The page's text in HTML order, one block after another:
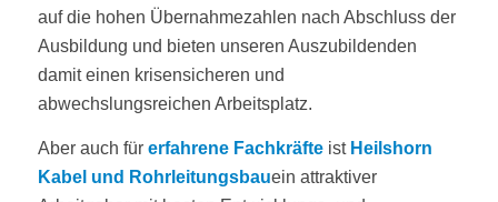
auf die hohen Übernahmezahlen nach Abschluss der
Ausbildung und bieten unseren Auszubildenden
damit einen krisensicheren und
abwechslungsreichen Arbeitsplatz.
Aber auch für erfahrene Fachkräfteist Heilshorn
Kabel und Rohrleitungsbauein attraktiver